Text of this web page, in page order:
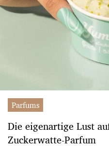
Parfums
Die eigenartige Lust
Zuckerwatte-Parfum